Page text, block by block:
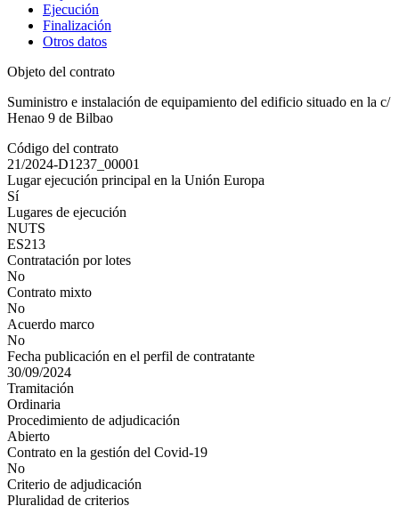
Ejecución
Finalización
Otros datos
Objeto del contrato
Suministro e instalación de equipamiento del edificio situado en la c/
Henao 9 de Bilbao
Código del contrato
21/2024-D1237_00001
Lugar ejecución principal en la Unión Europa
Sí
Lugares de ejecución
NUTS
ES213
Contratación por lotes
No
Contrato mixto
No
Acuerdo marco
No
Fecha publicación en el perfil de contratante
30/09/2024
Tramitación
Ordinaria
Procedimiento de adjudicación
Abierto
Contrato en la gestión del Covid-19
No
Criterio de adjudicación
Pluralidad de criterios